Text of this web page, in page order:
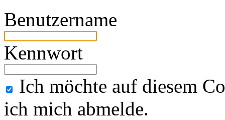
Benutzername
Kennwort
Ich möchte auf diesem
ich mich abmelde.